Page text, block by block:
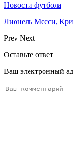
Новости футбола
Лионель Месси,
Prev Next
Оставьте ответ
Ваш электронный